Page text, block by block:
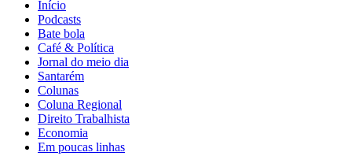
Início
Podcasts
Bate bola
Café & Política
Jornal do meio dia
Santarém
Colunas
Coluna Regional
Direito Trabalhista
Economia
Em poucas linhas